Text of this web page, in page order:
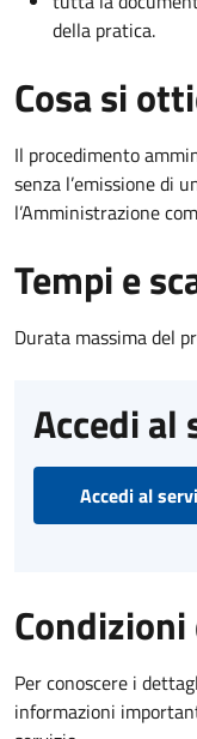
della pratica.
Cosa si
Il procedimento
senza l’emissione di
l’Amministrazione
Tempi e
Durata massima del
Accedi al
Accedi al
Per conoscere i
informazioni